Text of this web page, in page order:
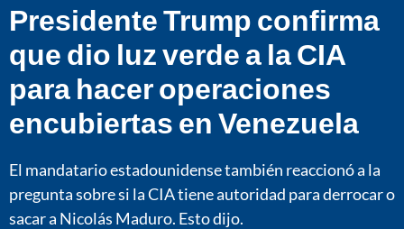
Presidente Trump confirma
que dio luz verde a la CIA
para hacer operaciones
encubiertas en Venezuela
El mandatario estadounidense también reaccionó a la
pregunta sobre si la CIA tiene autoridad para derrocar o
sacar a Nicolás Maduro. Esto dijo.